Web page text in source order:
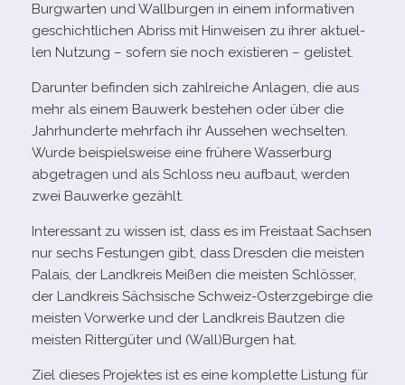
Burgwarten und Wallburgen in einem infor­ma­ti­ven
geschicht­li­chen Abriss mit Hinweisen zu ihrer aktu­el­
len Nutzung – sofern sie noch exis­tie­ren – gelistet.
Darunter befin­den sich zahl­rei­che Anlagen, die aus
mehr als einem Bauwerk bestehen oder über die
Jahrhunderte mehr­fach ihr Aussehen wech­sel­ten.
Wurde bei­spiels­weise eine frü­here Wasserburg
abge­tra­gen und als Schloss neu auf­baut, wer­den
zwei Bauwerke gezählt.
Interessant zu wis­sen ist, dass es im Freistaat Sachsen
nur sechs Festungen gibt, dass Dresden die meis­ten
Palais, der Landkreis Meißen die meis­ten Schlösser,
der Landkreis Sächsische Schweiz-​Osterzgebirge die
meis­ten Vorwerke und der Landkreis Bautzen die
meis­ten Rittergüter und (Wall)Burgen hat.
Ziel die­ses Projektes ist es eine kom­plette Listung für